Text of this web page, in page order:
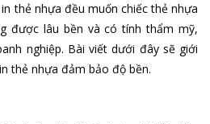
thẻ nhựa đều muốn chiếc thẻ nhựa
được lâu bền và có tính thẩm mỹ,
nghiệp. Bài viết dưới đây sẽ giới
thẻ nhựa đảm bảo độ bền.